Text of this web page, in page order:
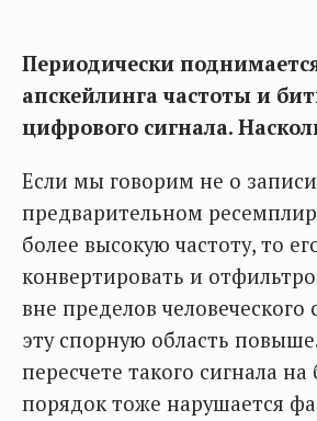
Периодически
апскейлинга частоты и
цифрового сигнала.
Если мы говорим не о
предварительном
более высокую частоту, то
конвертировать и
вне пределов человеческого
эту спорную область
пересчете такого сигнала
порядок тоже нарушается